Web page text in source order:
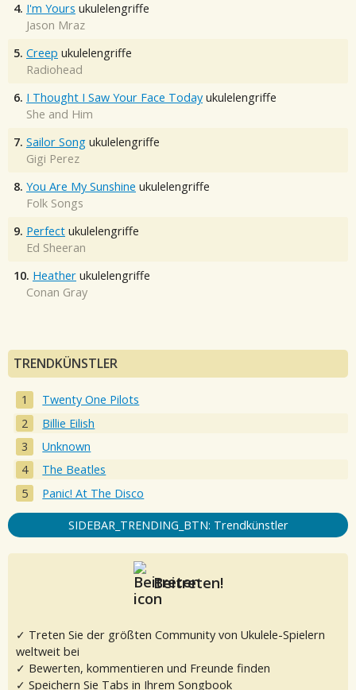
4. I'm Yours ukulelengriffe
Jason Mraz
5. Creep ukulelengriffe
Radiohead
6. I Thought I Saw Your Face Today ukulelengriffe
She and Him
7. Sailor Song ukulelengriffe
Gigi Perez
8. You Are My Sunshine ukulelengriffe
Folk Songs
9. Perfect ukulelengriffe
Ed Sheeran
10. Heather ukulelengriffe
Conan Gray
TRENDKÜNSTLER
Twenty One Pilots
Billie Eilish
Unknown
The Beatles
Panic! At The Disco
SIDEBAR_TRENDING_BTN: Trendkünstler
Beitreten!
✓ Treten Sie der größten Community von Ukulele-Spielern
weltweit bei
✓ Bewerten, kommentieren und Freunde finden
✓ Speichern Sie Tabs in Ihrem Songbook